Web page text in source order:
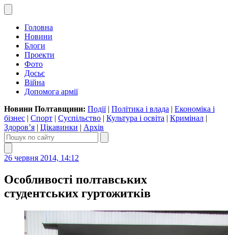
Головна
Новини
Блоги
Проекти
Фото
Досьє
Війна
Допомога армії
Новини Полтавщини: Події| Політика і влада | Економіка і
бізнес | Спорт | Суспільство | Культура і освіта | Кримінал |
Здоров’я | Цікавинки | Архів
26 червня 2014, 14:12
Особливості полтавських
студентських гуртожитків